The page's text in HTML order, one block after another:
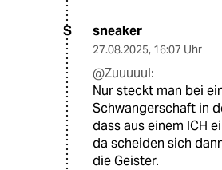
S sneaker
27.08.2025, 16:07 Uhr
@Zuuuuul:
Nur steckt man bei
Schwangerschaft in
dass aus einem ICH
da scheiden sich
die Geister.